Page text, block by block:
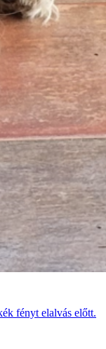
fényt elalvás előtt.